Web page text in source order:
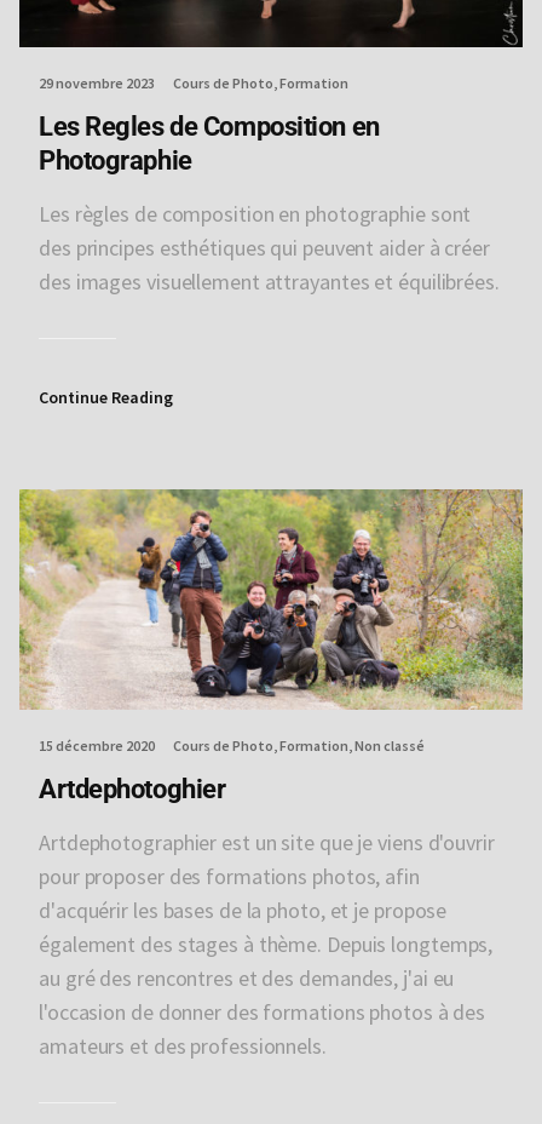
29 novembre 2023 Cours de Photo Formation
Les Regles de Composition en
Photographie
Les règles de composition en photographie sont
des principes esthétiques qui peuvent aider à créer
des images visuellement attrayantes et équilibrées.
Continue Reading
15 décembre 2020 Cours de Photo Formation Non classé
Artdephotoghier
Artdephotographier est un site que je viens d'ouvrir
pour proposer des formations photos, afin
d'acquérir les bases de la photo, et je propose
également des stages à thème. Depuis longtemps,
au gré des rencontres et des demandes, j'ai eu
l'occasion de donner des formations photos à des
amateurs et des professionnels.